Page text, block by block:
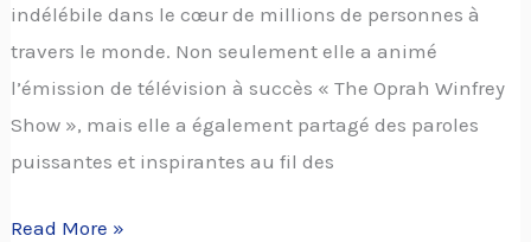
indélébile dans le cœur de millions de personnes à
travers le monde. Non seulement elle a animé
l’émission de télévision à succès « The Oprah Winfrey
Show », mais elle a également partagé des paroles
puissantes et inspirantes au fil des
Read More »